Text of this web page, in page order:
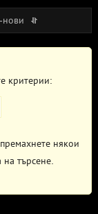
нови
критерии:
някои
търсене.